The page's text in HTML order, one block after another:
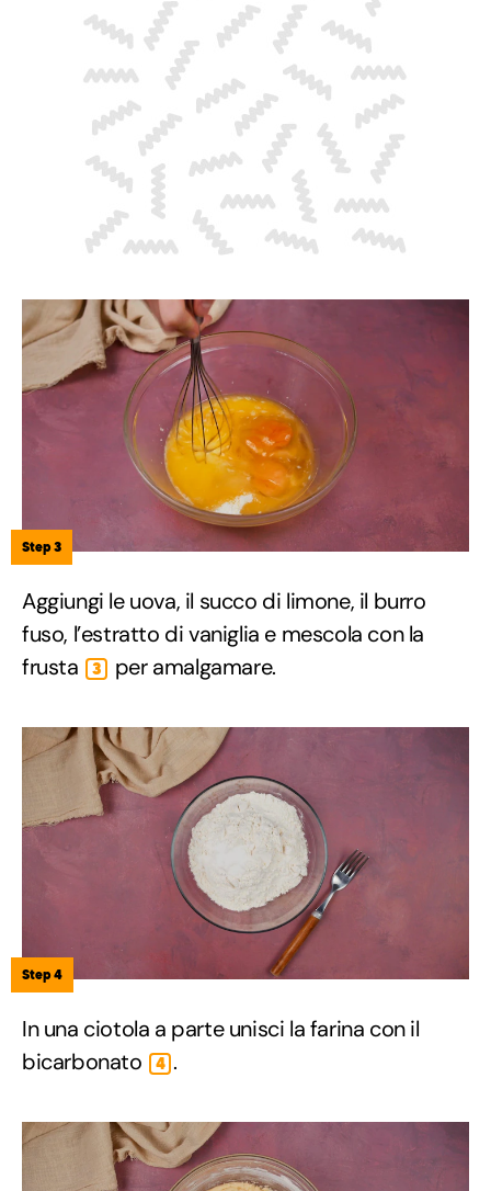
Step 3
Aggiungi le uova, il succo di limone, il burro
fuso, l’estratto di vaniglia e mescola con la
frusta
3 per amalgamare.
Step 4
In una ciotola a parte unisci la farina con il
bicarbonato
4 .